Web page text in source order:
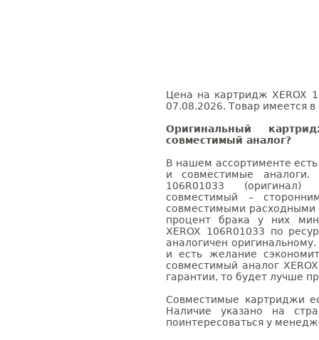
Цена на картридж XEROX
07.08.2026. Товар имеется в
Оригинальный
совместимый аналог?
В нашем ассортименте
и совместимые аналоги.
106R01033
совместимый –
совместимыми расходными
процент брака у них
XEROX 106R01033 по
аналогичен
и есть желание
совместимый аналог
гарантии, то будет лучше
Совместимые картриджи
Наличие указано на
поинтересоваться у